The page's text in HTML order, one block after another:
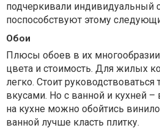
подчеркивали индивидуальный
поспособствуют этому
Обои
Плюсы обоев в их
цвета и стоимость. Для жилых
легко. Стоит
вкусами. Но с ванной и кухней –
на кухне можно обойтись
ванной лучше класть плитку.